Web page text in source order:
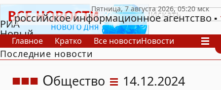
РИА
Новый
День
российское информационное агентство
Главное Кратко Все новостиНовости
В России
В мире
Последние новости
Общество 14.12.2024